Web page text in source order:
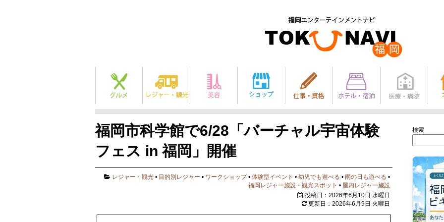
福岡市科学館で6/28「バーチャル宇宙体験
フェス in 福岡」開催
レジャー・観光 • 目的別レジャー • ワークショップ• 体験型イベント • 幼児でも遊べる • 雨の日も遊べる •
福岡レジャー施設・観光スポット • 屋内レジャー施設
投稿日：2026年6月10日 水曜日
更新日：2026年6月9日 火曜日
検索